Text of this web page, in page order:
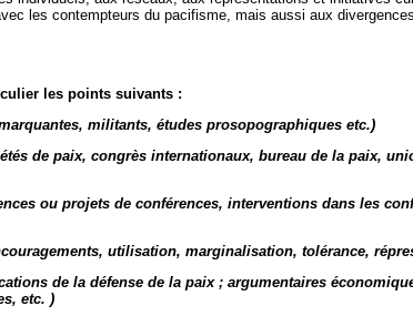
les contempteurs du pacifisme, mais aussi aux
les points suivants :
militants, études prosopographiques etc.)
de paix, congrès internationaux, bureau de la paix,
ou projets de conférences, interventions dans les
utilisation, marginalisation, tolérance,
de la défense de la paix ; argumentaires
etc. )